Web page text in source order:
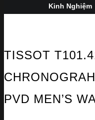
Kinh Nghiệm
TISSOT
PVD MEN’S